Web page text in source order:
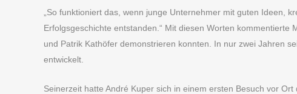
„So funktioniert das, wenn junge Unternehmer mit guten Ideen,
Erfolgsgeschichte entstanden.“ Mit diesen Worten
und Patrik Kathöfer demonstrieren konnten. In nur zwei Jahren
entwickelt.
Seinerzeit hatte André Kuper sich in einem ersten Besuch vor